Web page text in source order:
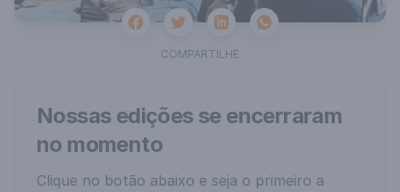
FacebookTwitterLinkedinWhatsapp
COMPARTILHE
Nossas edições se encerraram
no momento
Clique no botão abaixo e seja o primeiro a